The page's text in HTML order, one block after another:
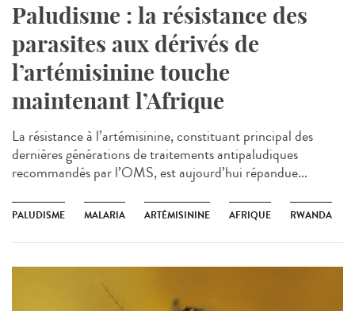
Paludisme : la résistance des
parasites aux dérivés de
l’artémisinine touche
maintenant l’Afrique
La résistance à l’artémisinine, constituant principal des
dernières générations de traitements antipaludiques
recommandés par l’OMS, est aujourd’hui répandue...
PALUDISME MALARIA ARTÉMISININE AFRIQUE RWANDA